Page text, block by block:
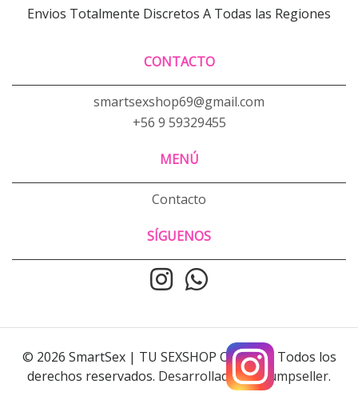
Envios Totalmente Discretos A Todas las Regiones
CONTACTO
smartsexshop69@gmail.com
+56 9 59329455
MENÚ
Contacto
SÍGUENOS
© 2026 SmartSex | TU SEXSHOP ONLINE . Todos los
derechos reservados. Desarrollado por Jumpseller.